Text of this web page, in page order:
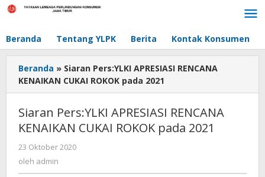
Lewati
Beranda Tentang YLPK Berita Kontak Konsumen
Beranda » Siaran Pers:YLKI APRESIASI RENCANA
KENAIKAN CUKAI ROKOK pada 2021
Siaran Pers:YLKI APRESIASI RENCANA
KENAIKAN CUKAI ROKOK pada 2021
23 Oktober 2020
oleh admin